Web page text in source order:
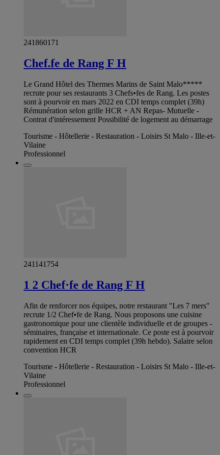
241860171
Chef.fe de Rang F H
Le Grand Hôtel des Thermes Marins de Saint Malo*****
recrute pour ses restaurants 3 Chefs•fes de Rang. Les postes
sont à pourvoir en mars 2022 en CDI temps complet (39h)
Rémunération selon grille HCR + AN Repas- Mutuelle -
Contrat d'intéressement Possibilité de logement au démarrage
Tourisme - Hôtellerie - Restauration - Loisirs St Malo - Ille-et-
Vilaine
Professionnel
241141754
1 2 Chef·fe de Rang F H
Afin de renforcer nos équipes, notre restaurant "Les 7 mers"
recrute 1/2 Chef•fe de Rang. Nous proposons une cuisine
gastronomique pour une clientèle individuelle et de groupes -
séminaires, française et internationale. Ce poste est à pourvoir
rapidement en CDI temps complet (39h hebdo). Salaire selon
convention HCR
Tourisme - Hôtellerie - Restauration - Loisirs St Malo - Ille-et-
Vilaine
Professionnel